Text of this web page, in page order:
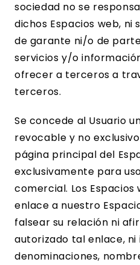
sociedad no se
dichos Espacios web, ni
de garante ni/o de
servicios y/o
ofrecer a terceros a
terceros.
Se concede al Usuario
revocable y no
página principal del
exclusivamente para
comercial. Los Espacios
enlace a nuestro
falsear su relación ni
autorizado tal enlace, ni
denominaciones,